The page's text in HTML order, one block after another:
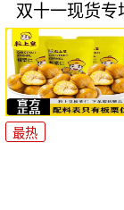
双十一现货专
最热